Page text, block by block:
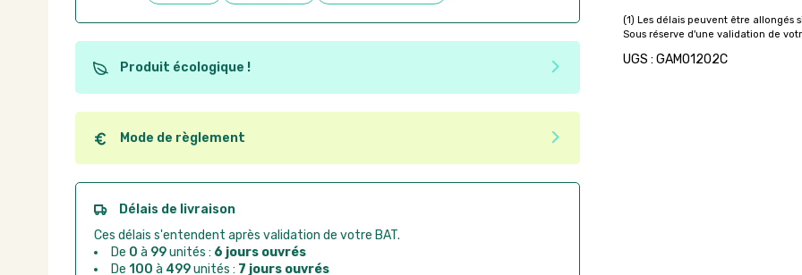
UGS : GAMO1202C
Produit écologique !
Ce produit est éco-conçu, il a été fabriqué à partir de matériaux recyclés ou
recyclables. Ces produits peuvent plus facilement obtenir une seconde vie après
utilisation. L'origine de fabrication du produit n'entre pas dans les critères d'éco-
conception.
Mode de règlement
Quel que soit le mode de règlement, vous pouvez passer commande en ligne sur
Good Act.
Paiement CB :paiement sécurisé par carte bancaire
Virement bancaire :
règlement sur facture après la commande
Chorus Pro :règlement par mandat administratif après la commande
Délais de livraison
Ces délais s'entendent après validation de votre BAT.
De 0 à 99unités : 6 jours ouvrés
De 100 à 499unités : 7 jours ouvrés